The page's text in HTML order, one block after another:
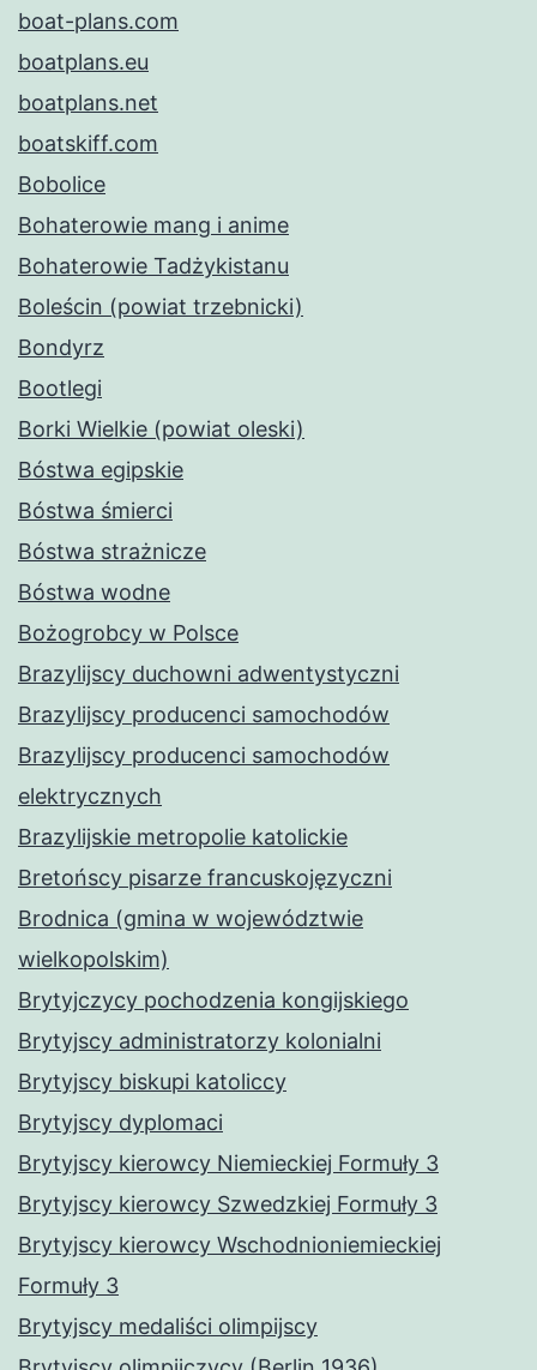
boat-plans.com
boatplans.eu
boatplans.net
boatskiff.com
Bobolice
Bohaterowie mang i anime
Bohaterowie Tadżykistanu
Boleścin (powiat trzebnicki)
Bondyrz
Bootlegi
Borki Wielkie (powiat oleski)
Bóstwa egipskie
Bóstwa śmierci
Bóstwa strażnicze
Bóstwa wodne
Bożogrobcy w Polsce
Brazylijscy duchowni adwentystyczni
Brazylijscy producenci samochodów
Brazylijscy producenci samochodów
elektrycznych
Brazylijskie metropolie katolickie
Bretońscy pisarze francuskojęzyczni
Brodnica (gmina w województwie
wielkopolskim)
Brytyjczycy pochodzenia kongijskiego
Brytyjscy administratorzy kolonialni
Brytyjscy biskupi katoliccy
Brytyjscy dyplomaci
Brytyjscy kierowcy Niemieckiej Formuły 3
Brytyjscy kierowcy Szwedzkiej Formuły 3
Brytyjscy kierowcy Wschodnioniemieckiej
Formuły 3
Brytyjscy medaliści olimpijscy